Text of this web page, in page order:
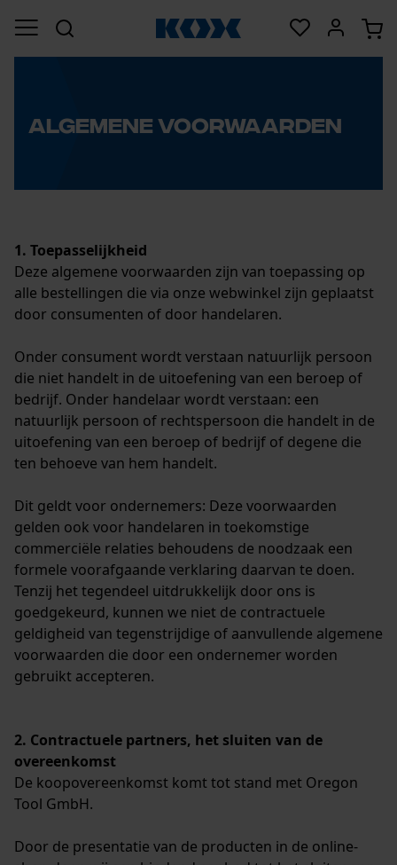
Algemene Voorwaarden
1. Toepasselijkheid
Deze algemene voorwaarden zijn van toepassing op
alle bestellingen die via onze webwinkel zijn geplaatst
door consumenten of door handelaren.
Onder consument wordt verstaan natuurlijk persoon
die niet handelt in de uitoefening van een beroep of
bedrijf. Onder handelaar wordt verstaan: een
natuurlijk persoon of rechtspersoon die handelt in de
uitoefening van een beroep of bedrijf of degene die
ten behoeve van hem handelt.
Dit geldt voor ondernemers: Deze voorwaarden
gelden ook voor handelaren in toekomstige
commerciële relaties behoudens de noodzaak een
formele voorafgaande verklaring daarvan te doen.
Tenzij het tegendeel uitdrukkelijk door ons is
goedgekeurd, kunnen we niet de contractuele
geldigheid van tegenstrijdige of aanvullende algemene
voorwaarden die door een ondernemer worden
gebruikt accepteren.
2. Contractuele partners, het sluiten van de
overeenkomst
De koopovereenkomst komt tot stand met Oregon
Tool GmbH.
Door de presentatie van de producten in de online-